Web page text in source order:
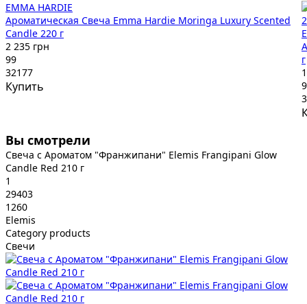
EMMA HARDIE
Ароматическая Свеча Emma Hardie Moringa Luxury Scented
Candle 220 г
2 235 грн
99
32177
Купить
г
Вы смотрели
Свеча с Ароматом "Франжипани" Elemis Frangipani Glow
Candle Red 210 г
1
29403
1260
Elemis
Category products
Свечи